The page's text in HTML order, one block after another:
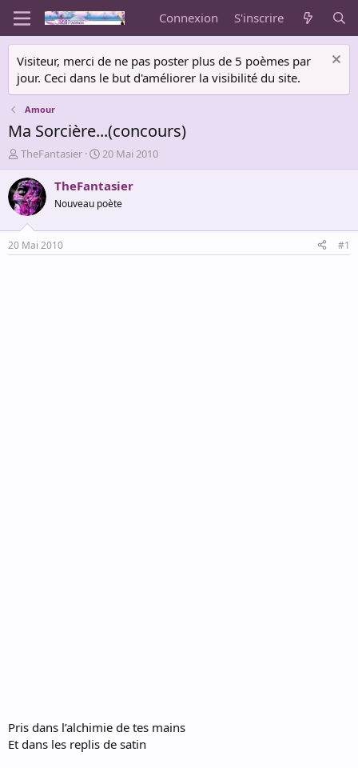
Connexion S'inscrire
Visiteur, merci de ne pas poster plus de 5 poèmes par
jour. Ceci dans le but d'améliorer la visibilité du site.
Amour
Ma Sorcière...(concours)
A
u
t
e
u
r
d
e
TheFantasier
D
a
t
d
é
20 Mai 2010
TheFantasier
Nouveau poète
20 Mai 2010 #1
Pris dans l’alchimie de tes mains
Et dans les replis de satin